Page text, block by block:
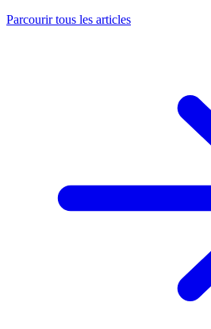
Parcourir tous les articles